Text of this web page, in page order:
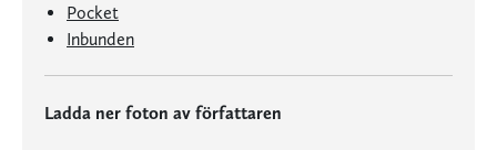
Pocket
Inbunden
Ladda ner foton av författaren